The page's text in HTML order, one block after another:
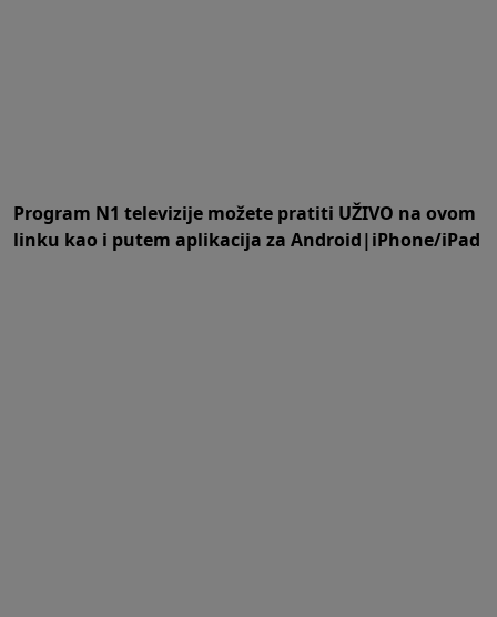
Program N1 televizije možete pratiti UŽIVO na ovom
linku kao i putem aplikacija za Android|iPhone/iPad